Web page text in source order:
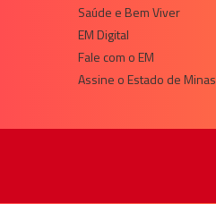
Saúde e Bem Viver
EM Digital
Fale com o EM
Assine o Estado de Minas